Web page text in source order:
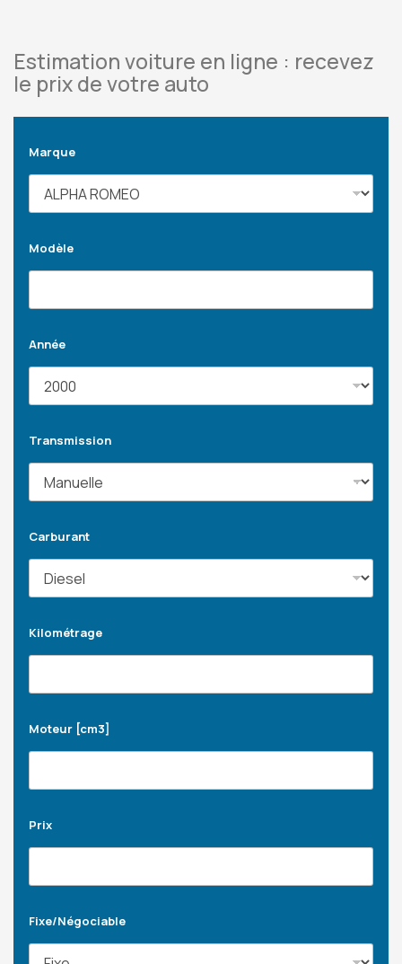
Estimation voiture en ligne : recevez
le prix de votre auto
Marque
Modèle
Année
Transmission
Carburant
Kilométrage
Moteur [cm3]
Prix
Fixe/Négociable